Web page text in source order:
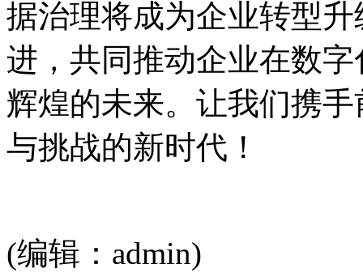
据治理将成为企业转型
进，共同推动企业在数
辉煌的未来。让我们携
与挑战的新时代！
(编辑：admin)